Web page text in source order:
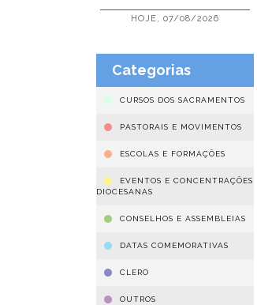
HOJE, 07/08/2026
Categorias
CURSOS DOS SACRAMENTOS
PASTORAIS E MOVIMENTOS
ESCOLAS E FORMAÇÕES
EVENTOS E CONCENTRAÇÕES
DIOCESANAS
CONSELHOS E ASSEMBLEIAS
DATAS COMEMORATIVAS
CLERO
OUTROS